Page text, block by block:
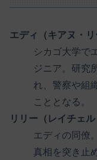
エディ（キアヌ・リ
シカゴ大学で
ジニア。研究
れ、警察や組
こととなる。
リリー（レイチェル
エディの同僚
真相を突き止